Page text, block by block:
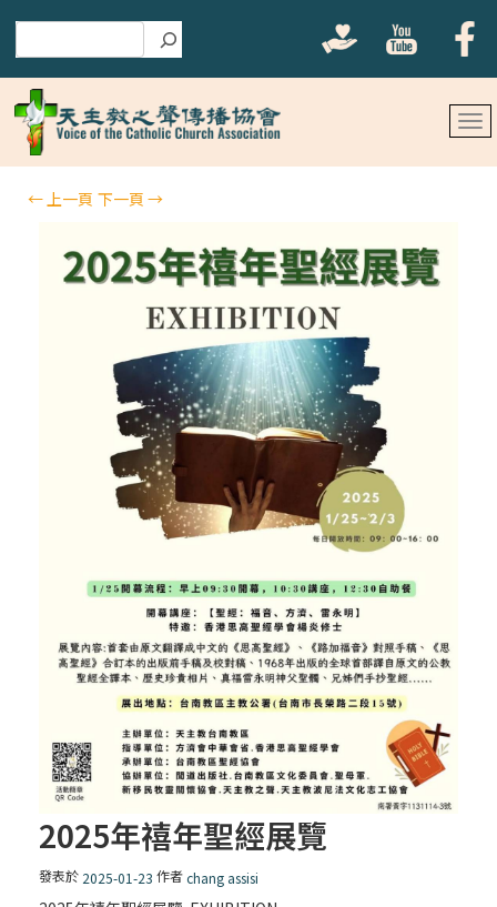
←上一頁 下一頁→
2025年禧年聖經展覽
發表於 2025-01-23 作者chang assisi